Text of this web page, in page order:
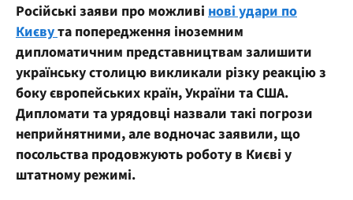
Російські заяви про можливі нові удари по
Києвута попередження іноземним
дипломатичним представництвам залишити
українську столицю викликали різку реакцію з
боку європейських країн, України та США.
Дипломати та урядовці назвали такі погрози
неприйнятними, але водночас заявили, що
посольства продовжують роботу в Києві у
штатному режимі.